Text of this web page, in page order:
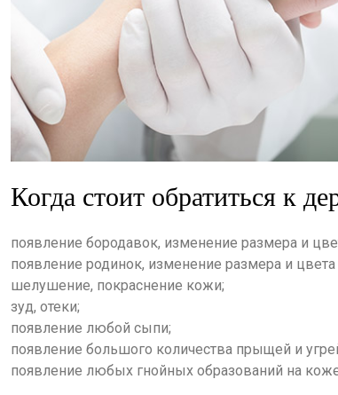
Когда стоит обратиться к
появление бородавок, изменение размера и
появление родинок, изменение размера и
шелушение, покраснение кожи;
зуд, отеки;
появление любой сыпи;
появление большого количества прыщей и
появление любых гнойных образований на